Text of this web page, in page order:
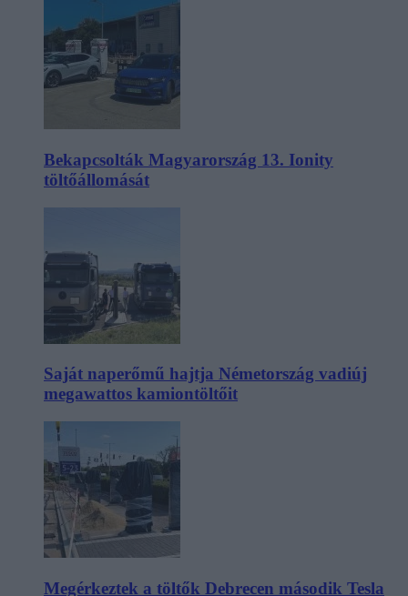
Bekapcsolták Magyarország 13. Ionity
töltőállomását
Saját naperőmű hajtja Németország vadiúj
megawattos kamiontöltőit
Megérkeztek a töltők Debrecen második Tesla